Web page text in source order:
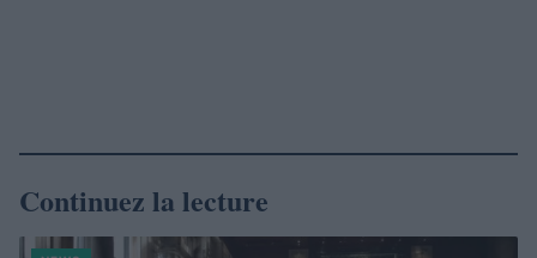
Continuez la lecture